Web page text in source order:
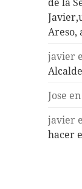
Areso,
javier
Alcalde
Jose
javier
hacer